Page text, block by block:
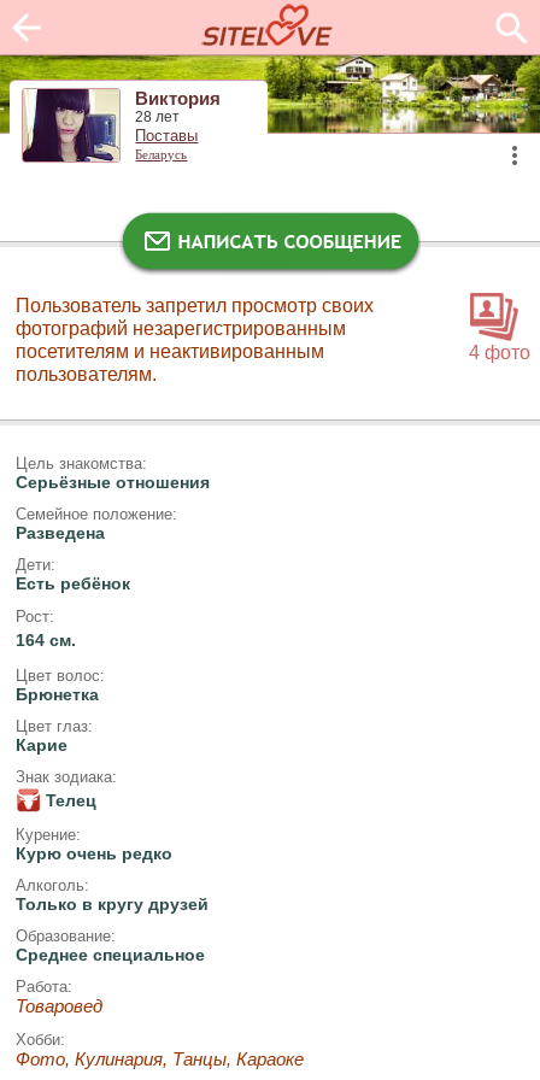
Виктория
28 лет
Поставы
Беларусь
4 фото
Пользователь запретил просмотр своих
фотографий незарегистрированным
посетителям и неактивированным
пользователям.
Цель знакомства:
Серьёзные отношения
Семейное положение:
Разведена
Дети:
Есть ребёнок
Рост:
164 см.
Цвет волос:
Брюнетка
Цвет глаз:
Карие
Знак зодиака:
Телец
Курение:
Курю очень редко
Алкоголь:
Только в кругу друзей
Образование:
Среднее специальное
Работа:
Товаровед
Хобби:
Фото, Кулинария, Танцы, Караоке